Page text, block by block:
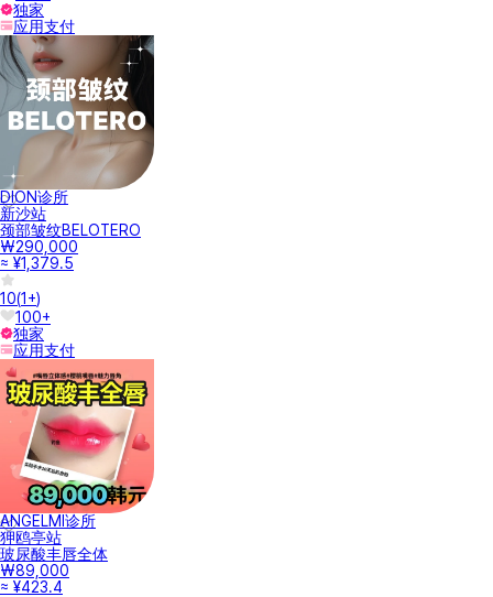
独家
应用支付
DION诊所
新沙站
颈部皱纹BELOTERO
₩290,000
≈ ¥1,379.5
10(1+)
100+
独家
应用支付
ANGELMI诊所
狎鸥亭站
玻尿酸丰唇全体
₩89,000
≈ ¥423.4